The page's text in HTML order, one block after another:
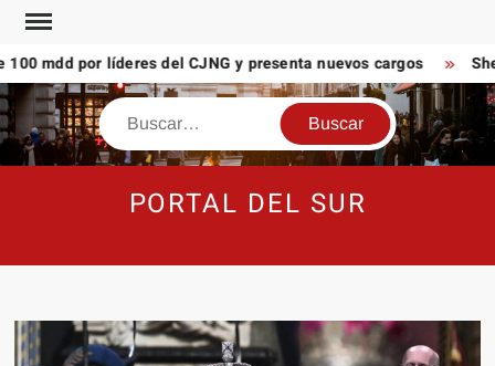
Saltar
contenido
mdd por líderes del CJNG y presenta nuevos cargos
Buscar
PORTAL DEL SUR